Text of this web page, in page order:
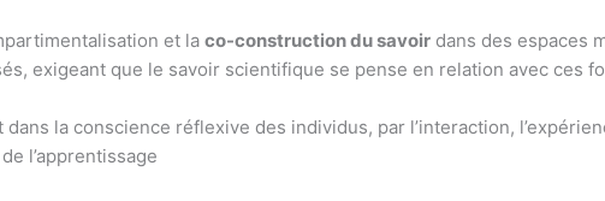
et laco-construction du savoir dans des espaces
exigeant que le savoir scientifique se pense en relation avec ces
la conscience réflexive des individus, par l’interaction,
l’apprentissage